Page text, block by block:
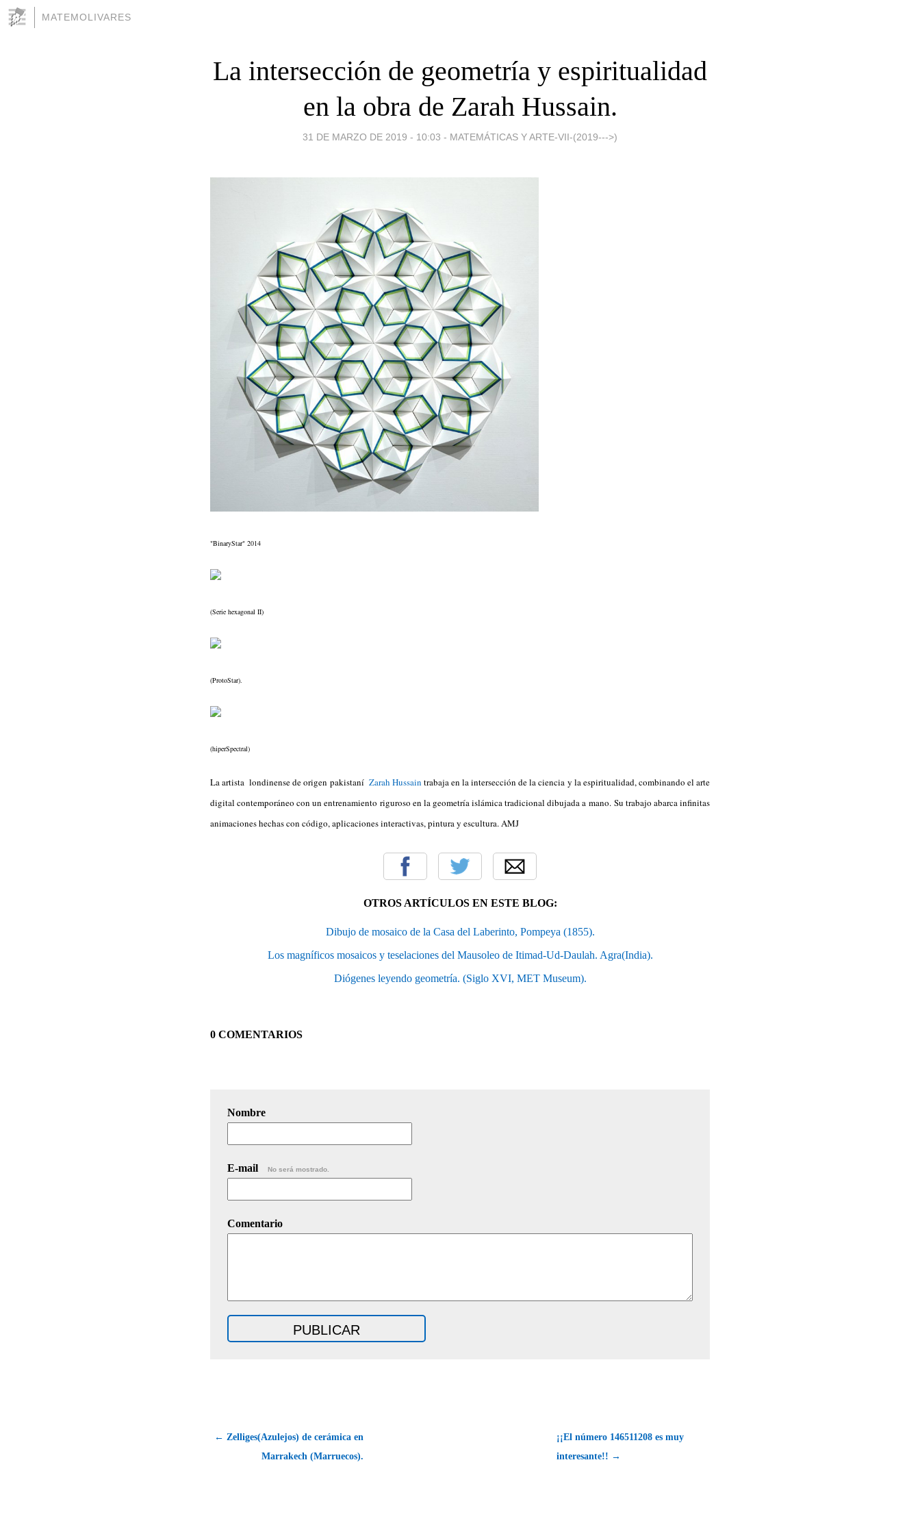
MATEMOLIVARES
La intersección de geometría y espiritualidad
en la obra de Zarah Hussain.
31 DE MARZO DE 2019 - 10:03 - MATEMÁTICAS Y ARTE-VII-(2019--->)
"BinaryStar" 2014
(Serie hexagonal II)
(ProtoStar).
(hiperSpectral)
La artista londinense de origen pakistaní Zarah Hussain trabaja en la intersección de la ciencia y la espiritualidad, combinando el arte
digital contemporáneo con un entrenamiento riguroso en la geometría islámica tradicional dibujada a mano. Su trabajo abarca infinitas
animaciones hechas con código, aplicaciones interactivas, pintura y escultura. AMJ
OTROS ARTÍCULOS EN ESTE BLOG:
Dibujo de mosaico de la Casa del Laberinto, Pompeya (1855).
Los magníficos mosaicos y teselaciones del Mausoleo de Itimad-Ud-Daulah. Agra(India).
Diógenes leyendo geometría. (Siglo XVI, MET Museum).
0 COMENTARIOS
Nombre
E-mail No será mostrado.
Comentario
← Zelliges(Azulejos) de cerámica en
Marrakech (Marruecos).
¡¡El número 146511208 es muy
interesante!! →